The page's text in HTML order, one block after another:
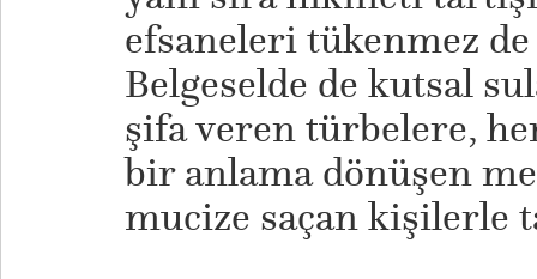
efsaneleri tükenmez
Belgeselde de kutsal
şifa veren türbelere,
bir anlama dönüşen
mucize saçan kişilerle